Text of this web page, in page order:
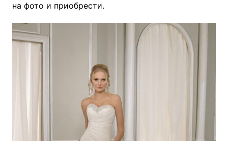
на фото и приобрести.